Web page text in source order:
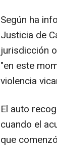
Según ha
Justicia de
jurisdicción
"en este
violencia
El auto
cuando el
que